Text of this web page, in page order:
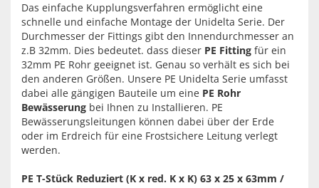
Das einfache Kupplungsverfahren ermöglicht eine
schnelle und einfache Montage der Unidelta Serie. Der
Durchmesser der Fittings gibt den Innendurchmesser an
z.B 32mm. Dies bedeutet. dass dieser PE Fitting für ein
32mm PE Rohr geeignet ist. Genau so verhält es sich bei
den anderen Größen. Unsere PE Unidelta Serie umfasst
dabei alle gängigen Bauteile um eine PE Rohr
Bewässerung bei Ihnen zu Installieren. PE
Bewässerungsleitungen können dabei über der Erde
oder im Erdreich für eine Frostsichere Leitung verlegt
werden.
PE T-Stück Reduziert (K x red. K x K) 63 x 25 x 63mm /